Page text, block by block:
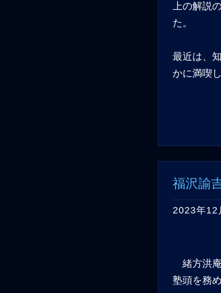
上の解説
た。
最近は、
かに満喫
福沢諭
2023年12
緒方洪庵
塾頭を務